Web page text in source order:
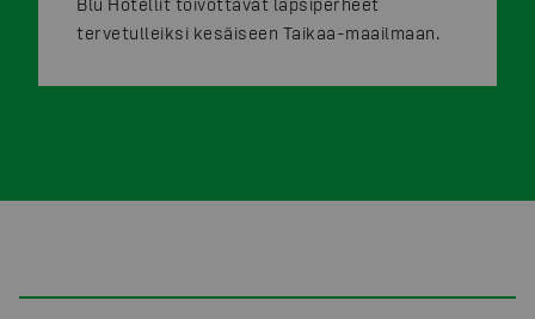
tervetulleiksi kesäiseen Taikaa-maailmaan.